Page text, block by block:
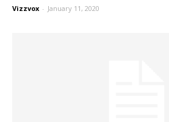
Vizzvox - January 11, 2020